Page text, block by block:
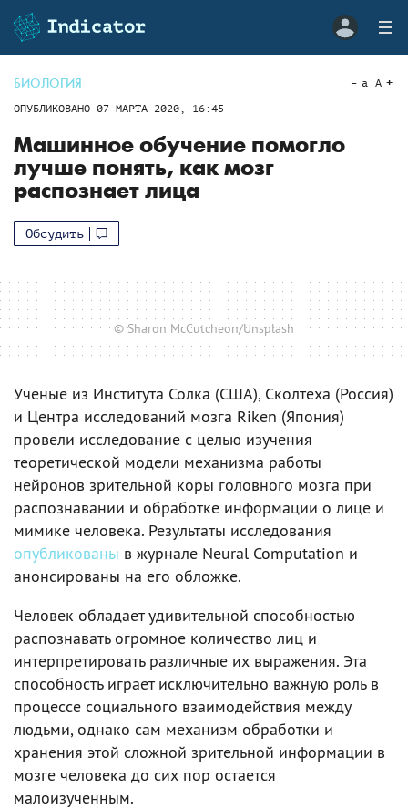
БИОЛОГИЯ
ОПУБЛИКОВАНО 07 МАРТА 2020, 16:45
a A
Машинное обучение помогло
лучше понять, как мозг
распознает лица
Обсудить
© Sharon McCutcheon/Unsplash
Ученые из Института Солка (США), Сколтеха (Россия)
и Центра исследований мозга Riken (Япония)
провели исследование с целью изучения
теоретической модели механизма работы
нейронов зрительной коры головного мозга при
распознавании и обработке информации о лице и
мимике человека. Результаты исследования
опубликованы в журнале Neural Computation и
анонсированы на его обложке.
Человек обладает удивительной способностью
распознавать огромное количество лиц и
интерпретировать различные их выражения. Эта
способность играет исключительно важную роль в
процессе социального взаимодействия между
людьми, однако сам механизм обработки и
хранения этой сложной зрительной информации в
мозге человека до сих пор остается
малоизученным.